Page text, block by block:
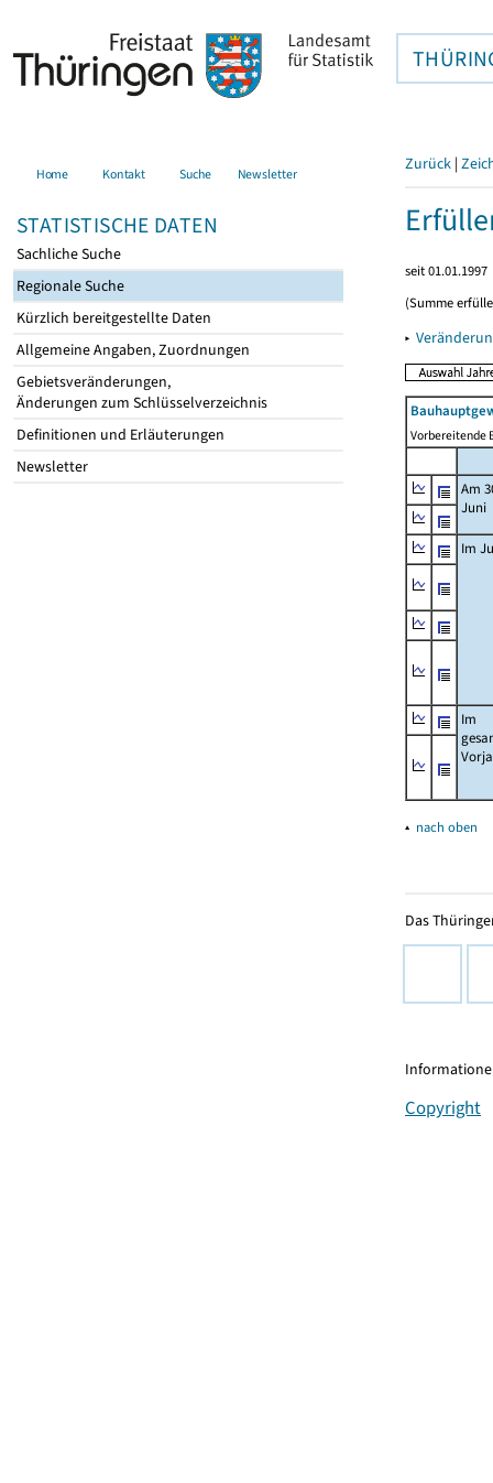
Home Kontakt Suche Newsletter
STATISTISCHE DATEN
Sachliche Suche
Regionale Suche
Kürzlich bereitgestellte Daten
Allgemeine Angaben, Zuordnungen
Gebietsveränderungen,
Änderungen zum Schlüsselverzeichnis
Definitionen und Erläuterungen
Newsletter
Zurück |
seit 01.01.1997
(Summe
▸
Vorbereitende
Am
Juni
Im
Im
▴ nach oben
Das
Copyright